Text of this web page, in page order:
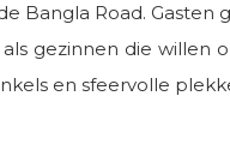
Bangla Road. Gasten
gezinnen die willen
en sfeervolle